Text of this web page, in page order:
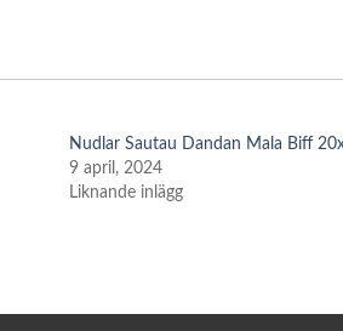
Nudlar Sautau Dandan Mala Biff
9 april, 2024
Liknande inlägg